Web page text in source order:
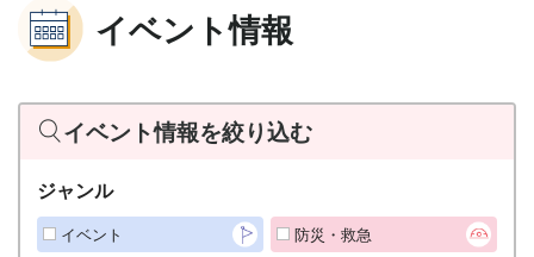
イベント情報
イベント情報を絞り込む
ジャンル
イベント 防災・救急